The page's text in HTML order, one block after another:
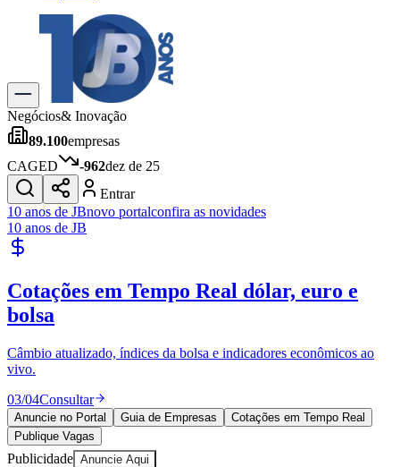
Explore Tudo
Últimas Notícias
Previsão do Tempo
Trânsito e Rotas
Dia a Dia & Lazer
Gastronomia
Cinema & Shows
JogosNovo
Para Sua Empresa
Publicidade Legal
Política
Esportes
Cultura
Meio Ambiente
Obras
Educação
Negócios& Inovação
89.100empresas
CAGED
-962dez de 25
Entrar
10 anos de JBnovo portalconfira as novidades
10 anos de JB
Cotações em Tempo Real dólar, euro e
bolsa
Câmbio atualizado, índices da bolsa e indicadores econômicos ao
vivo.
03/04Consultar
Anuncie no Portal Guia de Empresas
Cotações em Tempo Real
Publique Vagas
Publicidade Anuncie Aqui